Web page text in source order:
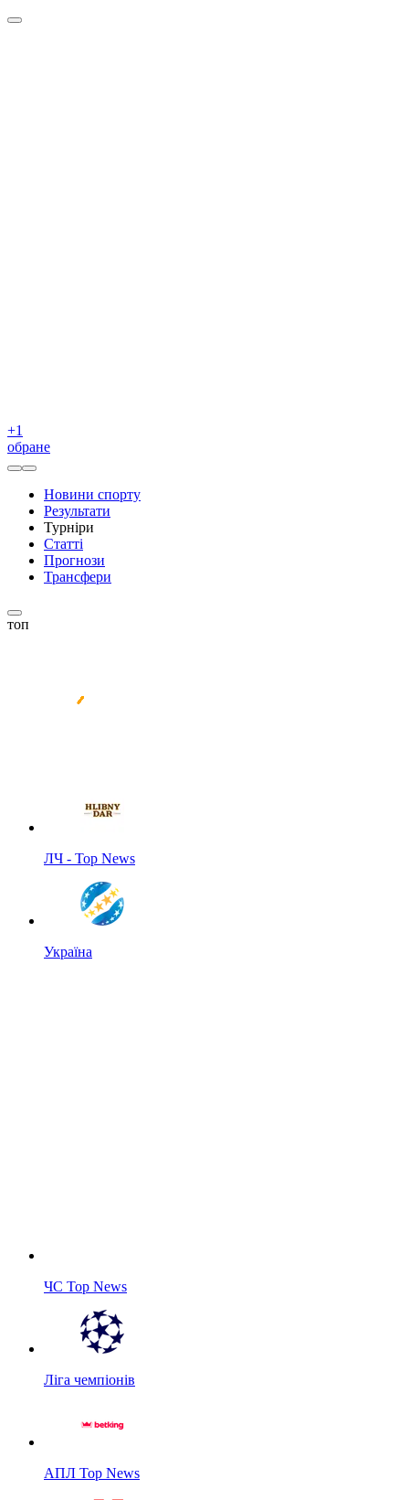
+1
обране
Новини спорту
Результати
Турніри
Статті
Прогнози
Трансфери
топ
ЛЧ - Top News
Україна
ЧС Top News
Ліга чемпіонів
АПЛ Top News